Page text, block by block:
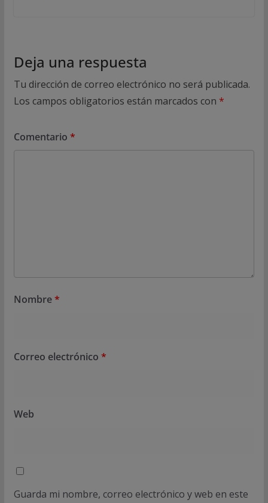
Deja una respuesta
Tu dirección de correo electrónico no será publicada.
Los campos obligatorios están marcados con *
Comentario *
Nombre*
Correo electrónico *
Web
Guarda mi nombre, correo electrónico y web en este